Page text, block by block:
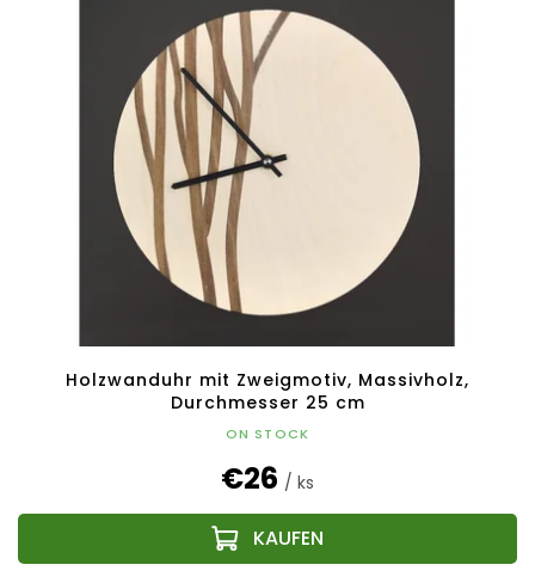
Holzwanduhr mit Zweigmotiv, Massivholz,
Durchmesser 25 cm
ON STOCK
€26 / ks